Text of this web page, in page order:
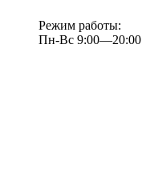
Режим работы:
Пн-Вс 9:00—20:00